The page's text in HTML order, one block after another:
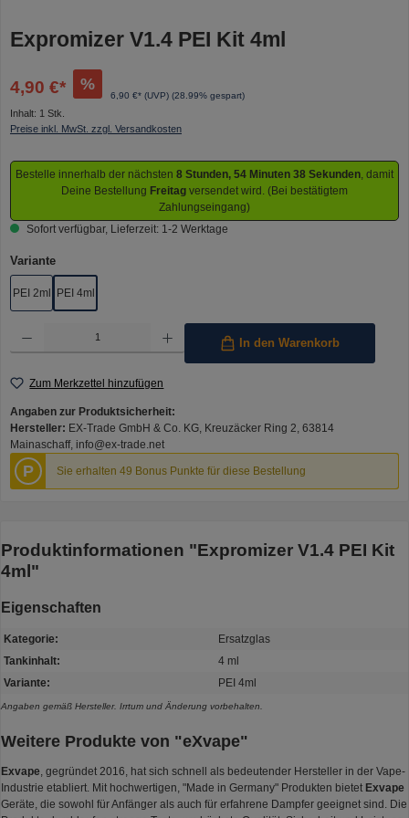
Expromizer V1.4 PEI Kit 4ml
4,90 €* %
6,90 €* (UVP) (28.99% gespart)
Inhalt: 1 Stk.
Preise inkl. MwSt. zzgl. Versandkosten
Bestelle innerhalb der nächsten 8 Stunden, 54 Minuten 38 Sekunden , damit
Deine Bestellung Freitag versendet wird. (Bei bestätigtem
Zahlungseingang)
Sofort verfügbar, Lieferzeit: 1-2 Werktage
Varianteauswählen
PEI 2ml PEI 4ml
Produkt Anzahl: Gib den gewünschten Wert ein oder benutze die Schaltflächen um die
In den Warenkorb
Zum Merkzettel hinzufügen
Angaben zur Produktsicherheit:
Hersteller: EX-Trade GmbH & Co. KG, Kreuzäcker Ring 2, 63814
Mainaschaff, info@ex-trade.net
P Sie erhalten 49 Bonus Punkte für diese Bestellung
Produktinformationen "Expromizer V1.4 PEI Kit
4ml"
Eigenschaften
Kategorie:
Ersatzglas
Tankinhalt:
4 ml
Variante:
PEI 4ml
Angaben gemäß Hersteller. Irrtum und Änderung vorbehalten.
Weitere Produkte von "eXvape"
Exvape, gegründet 2016, hat sich schnell als bedeutender Hersteller in der Vape-
Industrie etabliert. Mit hochwertigen, "Made in Germany" Produkten bietet Exvape
Geräte, die sowohl für Anfänger als auch für erfahrene Dampfer geeignet sind. Die